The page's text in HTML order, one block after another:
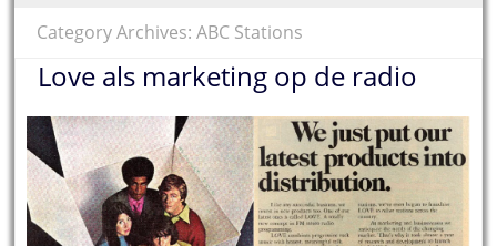
Category Archives: ABC Stations
Love als marketing op de radio